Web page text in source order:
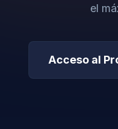
el
Acceso al